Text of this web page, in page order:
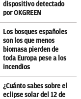
dispositivo detectado
por OKGREEN
Los bosques españoles
son los que menos
biomasa pierden de
toda Europa pese a los
incendios
¿Cuánto sabes sobre el
eclipse solar del 12 de